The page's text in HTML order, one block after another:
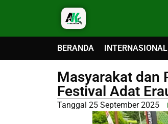
BERANDA INTERNASIONAL
Masyarakat dan
Festival Adat
Tanggal 25 September 2025